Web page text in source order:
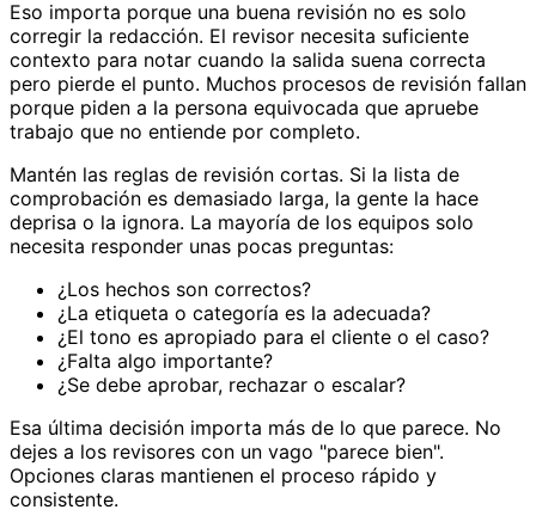
Eso importa porque una buena revisión no es solo
corregir la redacción. El revisor necesita suficiente
contexto para notar cuando la salida suena correcta
pero pierde el punto. Muchos procesos de revisión fallan
porque piden a la persona equivocada que apruebe
trabajo que no entiende por completo.
Mantén las reglas de revisión cortas. Si la lista de
comprobación es demasiado larga, la gente la hace
deprisa o la ignora. La mayoría de los equipos solo
necesita responder unas pocas preguntas:
¿Los hechos son correctos?
¿La etiqueta o categoría es la adecuada?
¿El tono es apropiado para el cliente o el caso?
¿Falta algo importante?
¿Se debe aprobar, rechazar o escalar?
Esa última decisión importa más de lo que parece. No
dejes a los revisores con un vago "parece bien".
Opciones claras mantienen el proceso rápido y
consistente.